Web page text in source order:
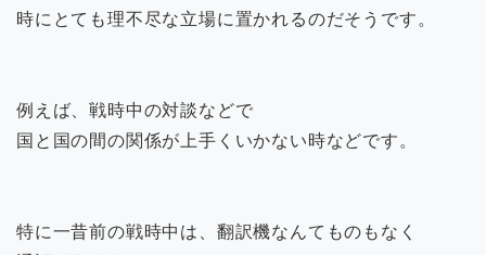
時にとても理不尽な立場に置かれるのだそうです。
例えば、戦時中の対談などで
国と国の間の関係が上手くいかない時などです。
特に一昔前の戦時中は、翻訳機なんてものもなく